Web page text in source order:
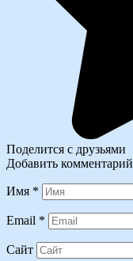
Поделится с друзьями
Добавить комментарий
Имя *
Email *
Сайт